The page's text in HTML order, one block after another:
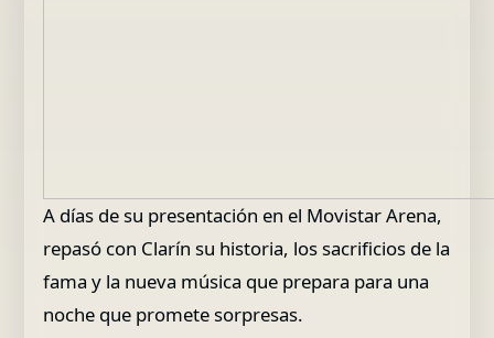
A días de su presentación en el Movistar Arena,
repasó con Clarín su historia, los sacrificios de la
fama y la nueva música que prepara para una
noche que promete sorpresas.